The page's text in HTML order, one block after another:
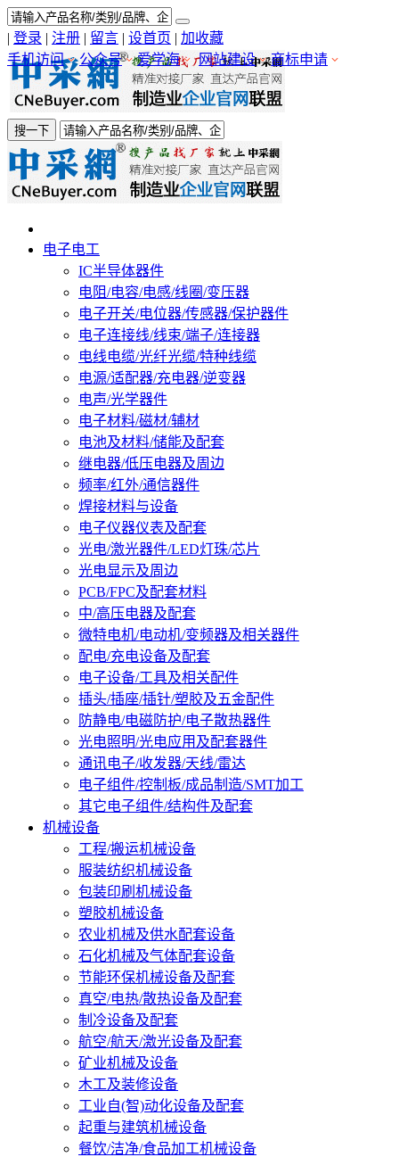
| 登录 | 注册 | 留言 | 设首页 | 加收藏
手机访问
公众号 爱学海 网站建设 商标申请
搜一下
电子电工
IC半导体器件
电阻/电容/电感/线圈/变压器
电子开关/电位器/传感器/保护器件
电子连接线/线束/端子/连接器
电线电缆/光纤光缆/特种线缆
电源/适配器/充电器/逆变器
电声/光学器件
电子材料/磁材/辅材
电池及材料/储能及配套
继电器/低压电器及周边
频率/红外/通信器件
焊接材料与设备
电子仪器仪表及配套
光电/激光器件/LED灯珠/芯片
光电显示及周边
PCB/FPC及配套材料
中/高压电器及配套
微特电机/电动机/变频器及相关器件
配电/充电设备及配套
电子设备/工具及相关配件
插头/插座/插针/塑胶及五金配件
防静电/电磁防护/电子散热器件
光电照明/光电应用及配套器件
通讯电子/收发器/天线/雷达
电子组件/控制板/成品制造/SMT加工
其它电子组件/结构件及配套
机械设备
工程/搬运机械设备
服装纺织机械设备
包装印刷机械设备
塑胶机械设备
农业机械及供水配套设备
石化机械及气体配套设备
节能环保机械设备及配套
真空/电热/散热设备及配套
制冷设备及配套
航空/航天/激光设备及配套
矿业机械及设备
木工及装修设备
工业自(智)动化设备及配套
起重与建筑机械设备
餐饮/洁净/食品加工机械设备